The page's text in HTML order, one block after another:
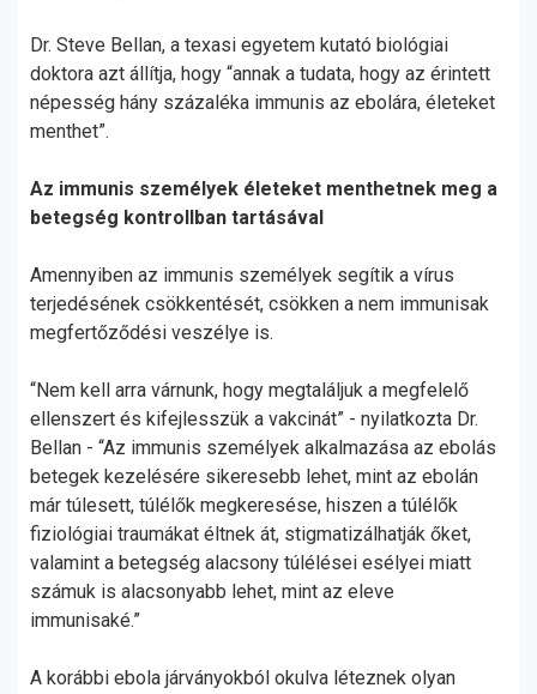
Dr. Steve Bellan, a texasi egyetem kutató biológiai
doktora azt állítja, hogy “annak a tudata, hogy az érintett
népesség hány százaléka immunis az ebolára, életeket
menthet”.
Az immunis személyek életeket menthetnek meg a
betegség kontrollban tartásával
Amennyiben az immunis személyek segítik a vírus
terjedésének csökkentését, csökken a nem immunisak
megfertőződési veszélye is.
“Nem kell arra várnunk, hogy megtaláljuk a megfelelő
ellenszert és kifejlesszük a vakcinát” - nyilatkozta Dr.
Bellan - “Az immunis személyek alkalmazása az ebolás
betegek kezelésére sikeresebb lehet, mint az ebolán
már túlesett, túlélők megkeresése, hiszen a túlélők
fiziológiai traumákat éltnek át, stigmatizálhatják őket,
valamint a betegség alacsony túlélései esélyei miatt
számuk is alacsonyabb lehet, mint az eleve
immunisaké.”
A korábbi ebola járványokból okulva léteznek olyan